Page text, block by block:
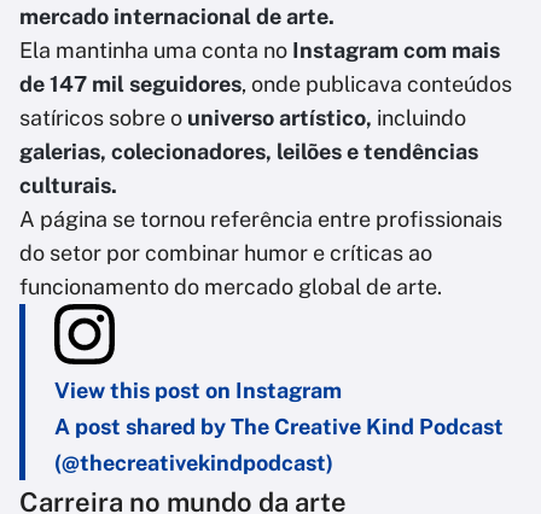
mercado internacional de arte.
Ela mantinha uma conta no Instagram com mais
de 147 mil seguidores, onde publicava conteúdos
satíricos sobre o universo artístico, incluindo
galerias, colecionadores, leilões e tendências
culturais.
A página se tornou referência entre profissionais
do setor por combinar humor e críticas ao
funcionamento do mercado global de arte.
View this post on Instagram
A post shared by The Creative Kind Podcast
(@thecreativekindpodcast)
Carreira no mundo da arte